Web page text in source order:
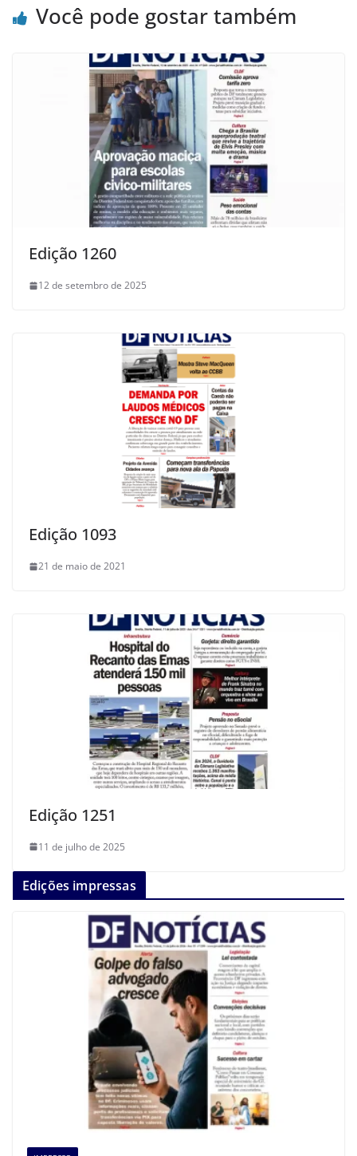
Você pode gostar também
Edição 1260
12 de setembro de 2025
Edição 1093
21 de maio de 2021
Edição 1251
11 de julho de 2025
Edições impressas